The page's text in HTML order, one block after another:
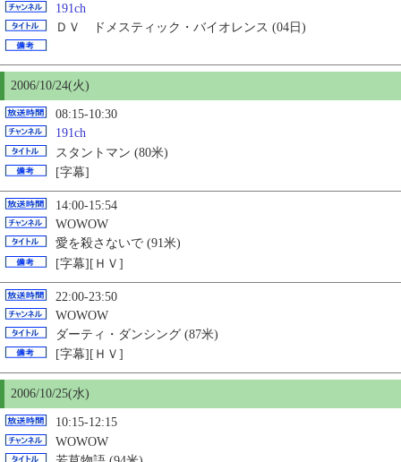
191ch
ＤＶ ドメスティック・バイオレンス (04日)
2006/10/24(火)
08:15-10:30
191ch
スタントマン (80米)
[字幕]
14:00-15:54
WOWOW
愛を殺さないで (91米)
[字幕][ＨＶ]
22:00-23:50
WOWOW
ダーティ・ダンシング (87米)
[字幕][ＨＶ]
2006/10/25(水)
10:15-12:15
WOWOW